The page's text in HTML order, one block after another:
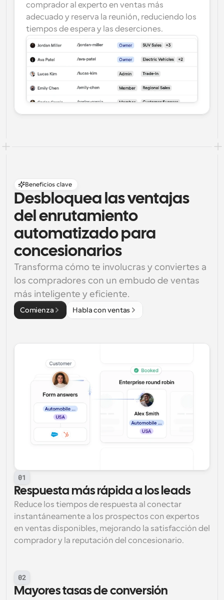
comprador al experto en ventas más
adecuado y reserva la reunión, reduciendo los
tiempos de espera y las deserciones.
Beneficios clave
Desbloquea las ventajas
del enrutamiento
automatizado para
concesionarios
Transforma cómo te involucras y conviertes a
los compradores con un embudo de ventas
más inteligente y eficiente.
Comienza Habla con ventas
01
Respuesta más rápida a los leads
Reduce los tiempos de respuesta al conectar
instantáneamente a los prospectos con expertos
en ventas disponibles, mejorando la satisfacción del
comprador y la reputación del concesionario.
02
Mayores tasas de conversión